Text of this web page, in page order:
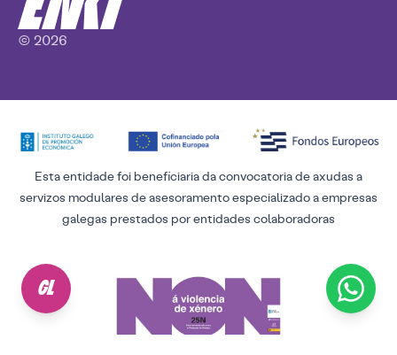
GL
© 2026
Esta entidade foi beneficiaria da convocatoria de axudas a
servizos modulares de asesoramento especializado a empresas
galegas prestados por entidades colaboradoras